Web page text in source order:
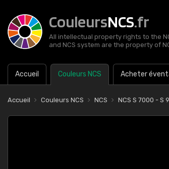
CouleursNCS.fr
All intellectual property rights to the
and NCS system are the property of
Accueil Couleurs NCS Acheter
Accueil Couleurs NCS NCS NCS S 7000 - S